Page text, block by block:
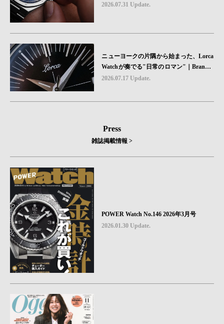
2026.07.31 Update.
ニューヨークの片隅から始まった、Lorca
Watchが奏でる"日常のロマン"｜Brand P
icks #08
2026.07.17 Update.
Press
雑誌掲載情報 >
POWER Watch No.146 2026年3月号
2026.01.30 Update.